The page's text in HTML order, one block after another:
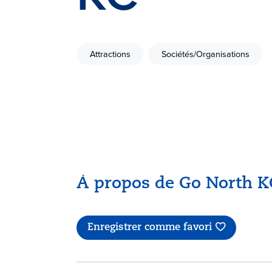
Attractions Sociétés/Organisations
À propos de Go North
Enregistrer comme favori